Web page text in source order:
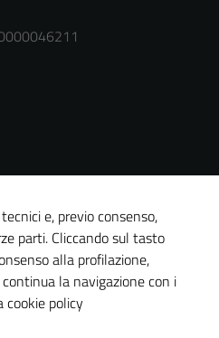
e, previo consenso,
parti. Cliccando sul tasto
alla profilazione,
la navigazione con i
cookie policy